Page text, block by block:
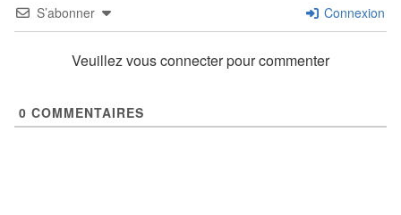
S’abonner Connexion
Veuillez vous connecter pour commenter
0 COMMENTAIRES